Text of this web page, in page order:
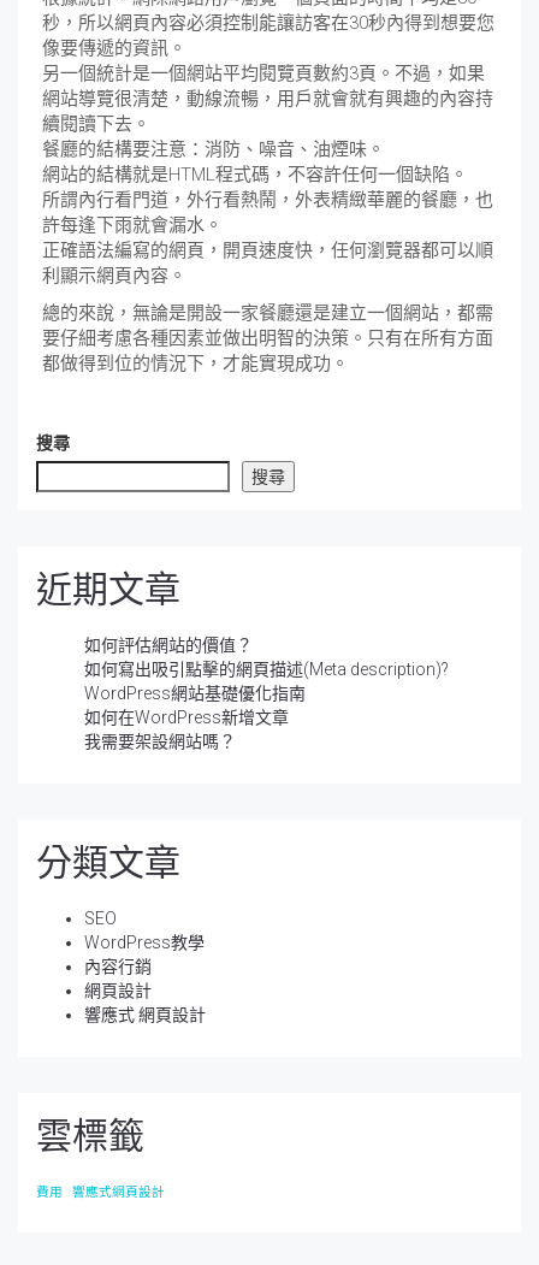
秒，所以網頁內容必須控制能讓訪客在30秒內得到想要您
像要傳遞的資訊。
另一個統計是一個網站平均閱覽頁數約3頁。不過，如果
網站導覽很清楚，動線流暢，用戶就會就有興趣的內容持
續閱讀下去。
餐廳的結構要注意：消防、噪音、油煙味。
網站的結構就是HTML程式碼，不容許任何一個缺陷。
所謂內行看門道，外行看熱鬧，外表精緻華麗的餐廳，也
許每逢下雨就會漏水。
正確語法編寫的網頁，開頁速度快，任何瀏覽器都可以順
利顯示網頁內容。
總的來說，無論是開設一家餐廳還是建立一個網站，都需
要仔細考慮各種因素並做出明智的決策。只有在所有方面
都做得到位的情況下，才能實現成功。
搜尋
搜尋
近期文章
如何評估網站的價值？
如何寫出吸引點擊的網頁描述(Meta description)?
WordPress網站基礎優化指南
如何在WordPress新增文章
我需要架設網站嗎？
分類文章
SEO
WordPress教學
內容行銷
網頁設計
響應式 網頁設計
雲標籤
費用 響應式網頁設計